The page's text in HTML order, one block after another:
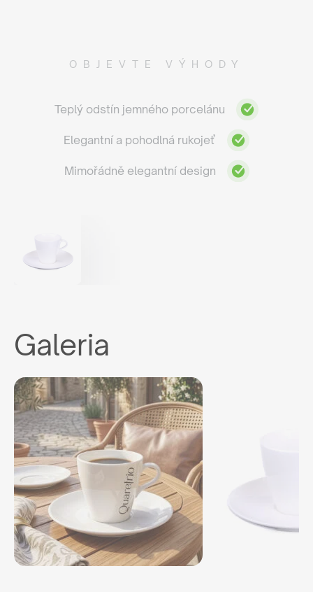
OBJEVTE VÝHODY
Teplý odstín jemného porcelánu
Elegantní a pohodlná rukojeť
Mimořádně elegantní design
Galeria